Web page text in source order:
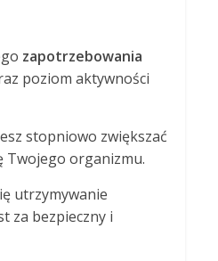
zapotrzebowania
poziom aktywności
stopniowo zwiększać
Twojego organizmu.
utrzymywanie
za bezpieczny i